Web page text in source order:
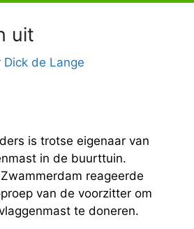
uit
Dick de Lange
is trotse eigenaar van
in de buurttuin.
reageerde
van de voorzitter om
te doneren.